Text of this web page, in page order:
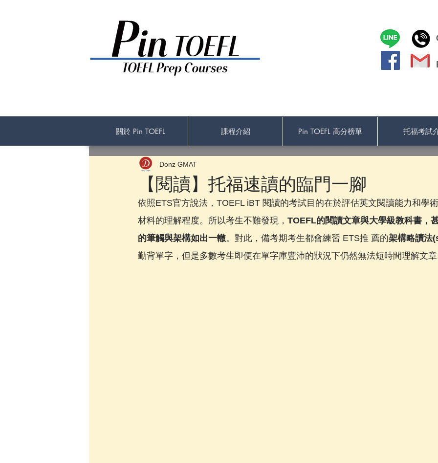
關於 Pin TOEFL 課程介紹 Pin TOEFL 高分榜單 托福考試
【閱讀】托福速讀的臨門一腳
Donz GMAT
依照ETS官方說法，TOEFL iBT 閱讀的考試目的在於評估英文閱讀能力和學
材料的理解程度。所以考生不難發現， TOEFL的閱讀文章與大學級教科書，
的筆觸與架構如出一轍。對此，備考期考生都會練習 ETS推 薦的架構略讀法
勤背單字，但是多數考生即便在單字庫豐沛的狀況下仍然無法短時間理解文